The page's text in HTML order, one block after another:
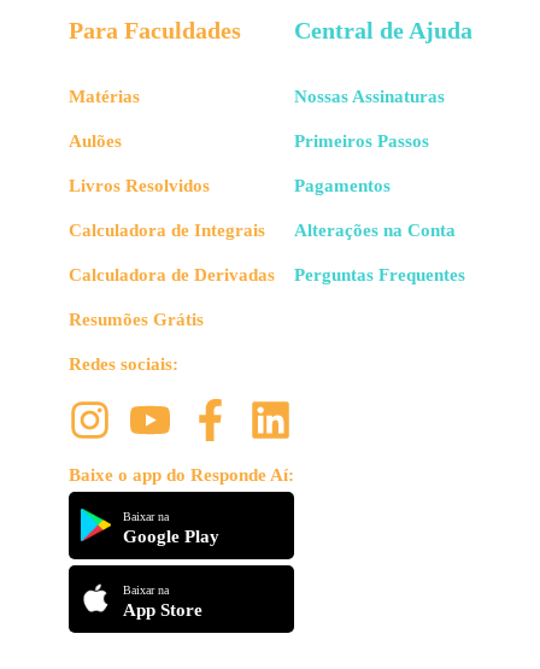
Para Faculdades
Matérias
Aulões
Livros Resolvidos
Calculadora de Integrais
Calculadora de Derivadas
Resumões Grátis
Redes sociais:
Baixe o app do Responde Aí:
Baixar na
Google Play
Baixar na
App Store
Central de Ajuda
Nossas Assinaturas
Primeiros Passos
Pagamentos
Alterações na Conta
Perguntas Frequentes